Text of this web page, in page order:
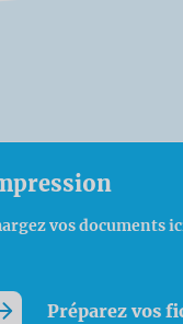
vos documents
Préparez vos